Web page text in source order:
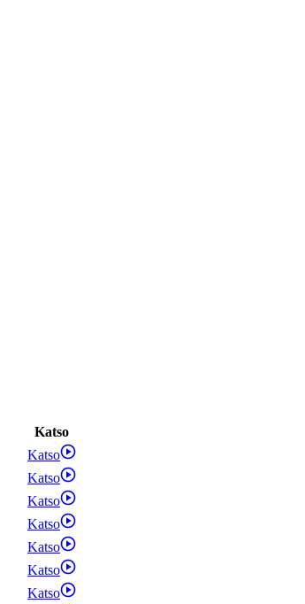
Katso
Katso
Katso
Katso
Katso
Katso
Katso
Katso